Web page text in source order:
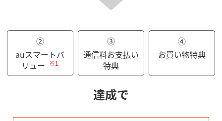
②
auスマートバ
リュー ※1
③
通信料お支払い
特典
④
お買い物特典
達成で